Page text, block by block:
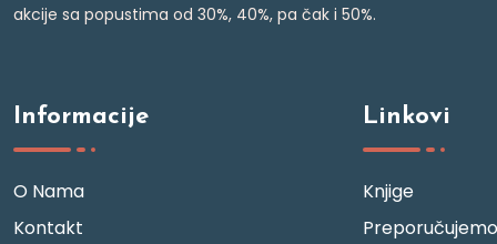
akcije sa popustima od 30%, 40%, pa čak i 50%.
Informacije
O Nama
Kontakt
Linkovi
Knjige
Preporučujemo